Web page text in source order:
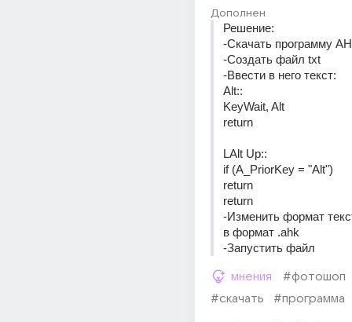
Дополнен
Решение:
-Скачать программу
-Создать файл txt
-Ввести в него текст:
Alt::
KeyWait, Alt
return
LAlt Up::
if (A_PriorKey = "Alt")
return
return
-Изменить формат
в формат .ahk
-Запустить файл
мнения
#фотошоп
#скачать
#программа